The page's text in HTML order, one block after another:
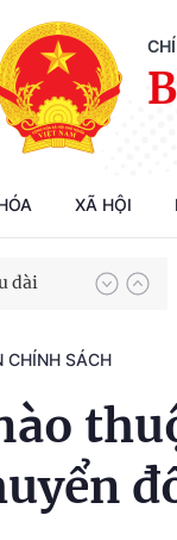
XÃ HỘI
Chiến dịch 500 ngày đêm tìm kiếm, quy tập và xác định danh tính hài cốt liệt sĩ
Bảo vệ nền tảng tư tưởng của Đảng trong kỷ nguyên phát triển mới
dài
CHÍNH SÁCH